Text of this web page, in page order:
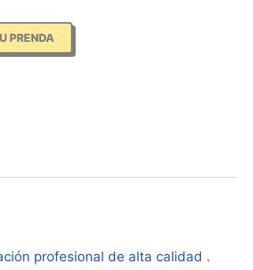
PRENDA
profesional de alta calidad .